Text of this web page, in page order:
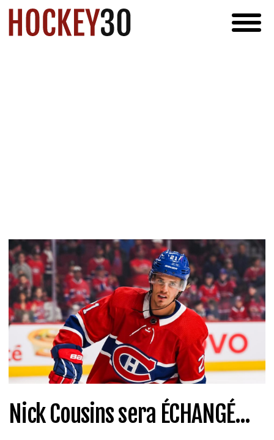
Nick Cousins sera ÉCHANGÉ...